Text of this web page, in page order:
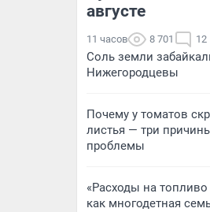
августе
11 часов 8 701 12
Соль земли
Нижегородцевы
Почему у томатов
листья — три
проблемы
«Расходы на
как многодетная